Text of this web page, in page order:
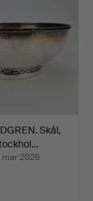
Skål,
mar 2026